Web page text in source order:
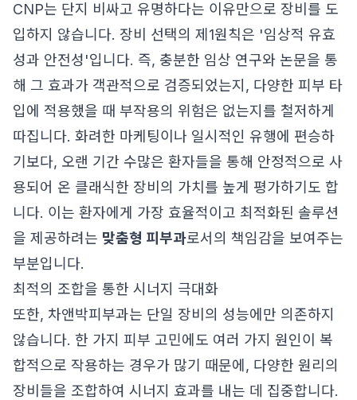
CNP는 단지 비싸고 유명하다는 이유만으로 장비를 도
입하지 않습니다. 장비 선택의 제1원칙은 '임상적 유효
성과 안전성'입니다. 즉, 충분한 임상 연구와 논문을 통
해 그 효과가 객관적으로 검증되었는지, 다양한 피부 타
입에 적용했을 때 부작용의 위험은 없는지를 철저하게
따집니다. 화려한 마케팅이나 일시적인 유행에 편승하
기보다, 오랜 기간 수많은 환자들을 통해 안정적으로 사
용되어 온 클래식한 장비의 가치를 높게 평가하기도 합
니다. 이는 환자에게 가장 효율적이고 최적화된 솔루션
을 제공하려는 맞춤형 피부과로서의 책임감을 보여주는
부분입니다.
최적의 조합을 통한 시너지 극대화
또한, 차앤박피부과는 단일 장비의 성능에만 의존하지
않습니다. 한 가지 피부 고민에도 여러 가지 원인이 복
합적으로 작용하는 경우가 많기 때문에, 다양한 원리의
장비들을 조합하여 시너지 효과를 내는 데 집중합니다.